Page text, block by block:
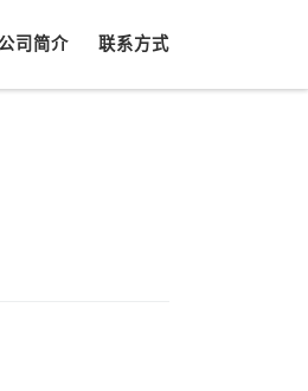
司简介 联系方式